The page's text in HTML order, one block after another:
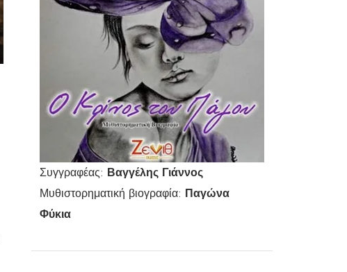
Συγγραφέας: Βαγγέλης Γιάννος
Μυθιστορηματική βιογραφία: Παγώνα
Φύκια